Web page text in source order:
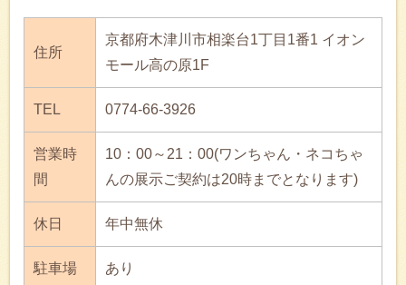
住所
京都府木津川市相楽台1丁目1番1 イオン
モール高の原1F
TEL 0774-66-3926
営業時
間
10：00～21：00(ワンちゃん・ネコちゃ
んの展示ご契約は20時までとなります)
休日 年中無休
駐車場 あり